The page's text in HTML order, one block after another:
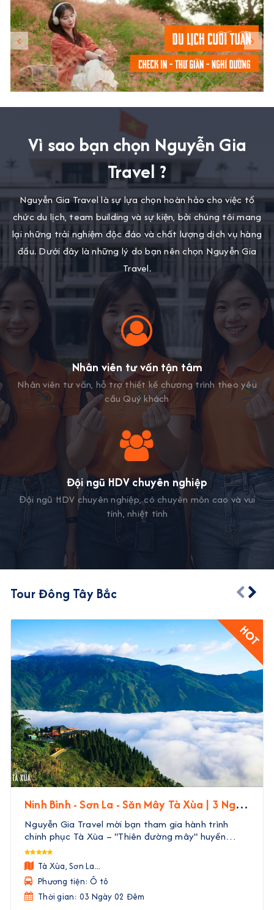
Vì sao bạn chọn Nguyễn Gia
Travel ?
Nguyễn Gia Travel là sự lựa chọn hoàn hảo cho việc tổ
chức du lịch, team building và sự kiện, bởi chúng tôi mang
lại những trải nghiệm độc đáo và chất lượng dịch vụ hàng
đầu. Dưới đây là những lý do bạn nên chọn Nguyễn Gia
Travel.
Nhân viên tư vấn tận tâm
Nhân viên tư vấn, hỗ trợ thiết kế chương trình theo yêu
cầu Quý khách
Đội ngũ HDV chuyên nghiệp
Đội ngũ HDV chuyên nghiệp, có chuyên môn cao và vui
tính, nhiệt tình
Tour Đông Tây Bắc
HOT
Ninh Bình - Sơn La - Săn Mây Tà Xùa | 3 Ngày
2 Đêm
Nguyễn Gia Travel mời bạn tham gia hành trình
chinh phục Tà Xùa – "Thiên đường mây" huyền
thoại của Tây Bắc. Trong 3 ngày 2 đêm, bạn sẽ
được rời xa phố thị ồn ào, đắm mình trong biển mây
bồng bềnh nh ...
Tà Xùa, Sơn La...
Phương tiện: Ô tô
Thời gian: 03 Ngày 02 Đêm